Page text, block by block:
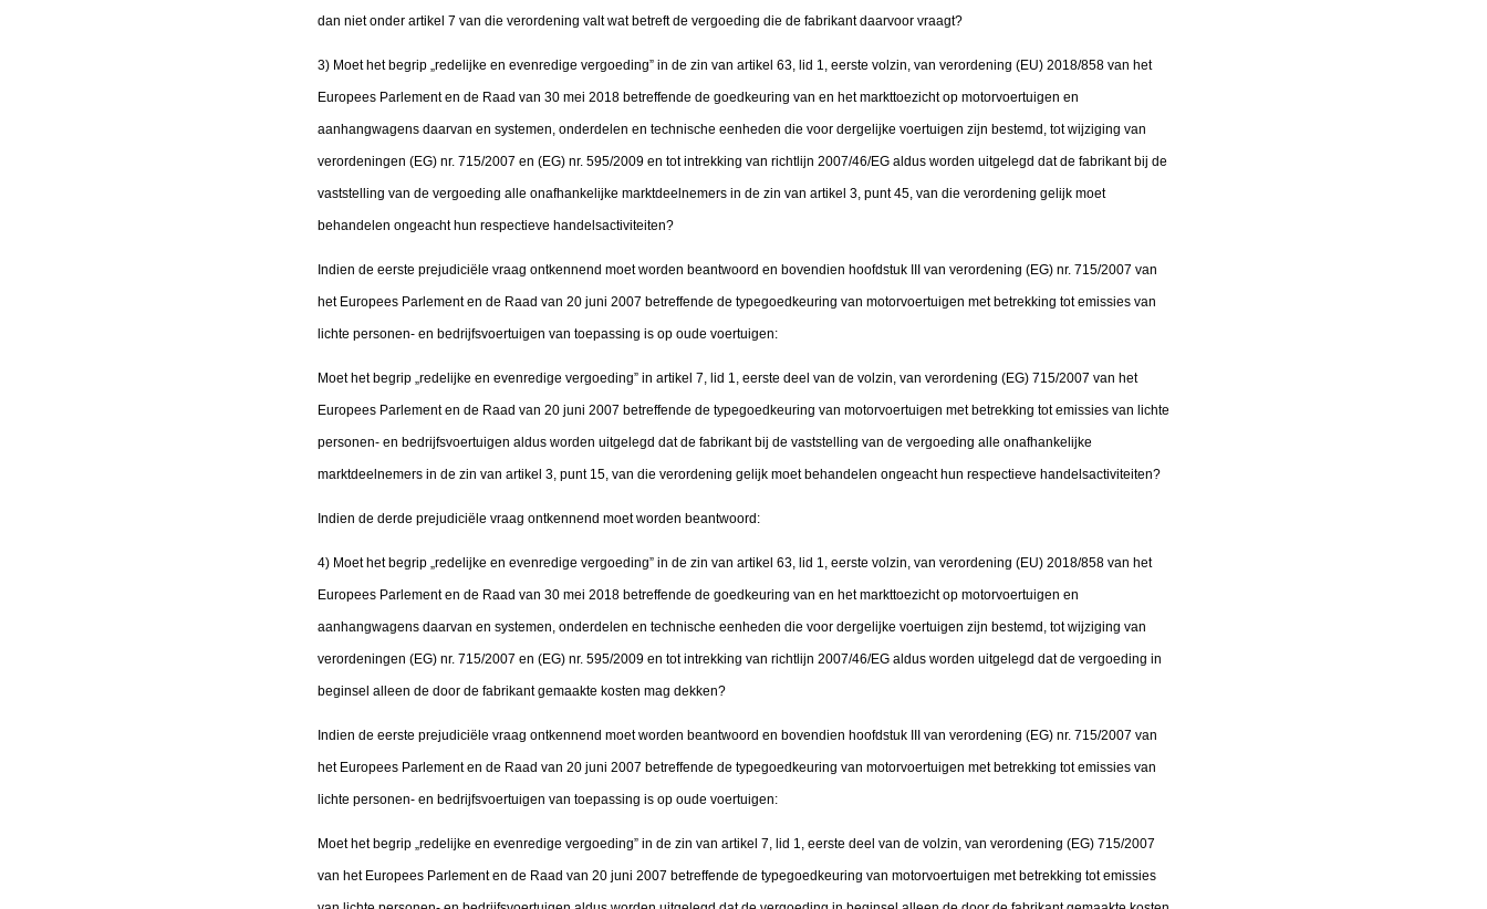
dan niet onder artikel 7 van die verordening valt wat betreft de vergoeding die de fabrikant daarvoor vraagt?
3) Moet het begrip „redelijke en evenredige vergoeding” in de zin van artikel 63, lid 1, eerste volzin, van verordening (EU) 2018/858 van het
Europees Parlement en de Raad van 30 mei 2018 betreffende de goedkeuring van en het markttoezicht op motorvoertuigen en
aanhangwagens daarvan en systemen, onderdelen en technische eenheden die voor dergelijke voertuigen zijn bestemd, tot wijziging van
verordeningen (EG) nr. 715/2007 en (EG) nr. 595/2009 en tot intrekking van richtlijn 2007/46/EG aldus worden uitgelegd dat de fabrikant bij de
vaststelling van de vergoeding alle onafhankelijke marktdeelnemers in de zin van artikel 3, punt 45, van die verordening gelijk moet
behandelen ongeacht hun respectieve handelsactiviteiten?
Indien de eerste prejudiciële vraag ontkennend moet worden beantwoord en bovendien hoofdstuk III van verordening (EG) nr. 715/2007 van
het Europees Parlement en de Raad van 20 juni 2007 betreffende de typegoedkeuring van motorvoertuigen met betrekking tot emissies van
lichte personen- en bedrijfsvoertuigen van toepassing is op oude voertuigen:
Moet het begrip „redelijke en evenredige vergoeding” in artikel 7, lid 1, eerste deel van de volzin, van verordening (EG) 715/2007 van het
Europees Parlement en de Raad van 20 juni 2007 betreffende de typegoedkeuring van motorvoertuigen met betrekking tot emissies van lichte
personen- en bedrijfsvoertuigen aldus worden uitgelegd dat de fabrikant bij de vaststelling van de vergoeding alle onafhankelijke
marktdeelnemers in de zin van artikel 3, punt 15, van die verordening gelijk moet behandelen ongeacht hun respectieve handelsactiviteiten?
Indien de derde prejudiciële vraag ontkennend moet worden beantwoord:
4) Moet het begrip „redelijke en evenredige vergoeding” in de zin van artikel 63, lid 1, eerste volzin, van verordening (EU) 2018/858 van het
Europees Parlement en de Raad van 30 mei 2018 betreffende de goedkeuring van en het markttoezicht op motorvoertuigen en
aanhangwagens daarvan en systemen, onderdelen en technische eenheden die voor dergelijke voertuigen zijn bestemd, tot wijziging van
verordeningen (EG) nr. 715/2007 en (EG) nr. 595/2009 en tot intrekking van richtlijn 2007/46/EG aldus worden uitgelegd dat de vergoeding in
beginsel alleen de door de fabrikant gemaakte kosten mag dekken?
Indien de eerste prejudiciële vraag ontkennend moet worden beantwoord en bovendien hoofdstuk III van verordening (EG) nr. 715/2007 van
het Europees Parlement en de Raad van 20 juni 2007 betreffende de typegoedkeuring van motorvoertuigen met betrekking tot emissies van
lichte personen- en bedrijfsvoertuigen van toepassing is op oude voertuigen:
Moet het begrip „redelijke en evenredige vergoeding” in de zin van artikel 7, lid 1, eerste deel van de volzin, van verordening (EG) 715/2007
van het Europees Parlement en de Raad van 20 juni 2007 betreffende de typegoedkeuring van motorvoertuigen met betrekking tot emissies